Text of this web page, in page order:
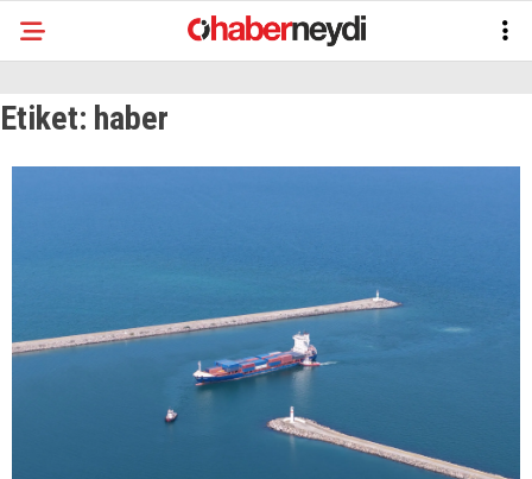
Etiket: haber